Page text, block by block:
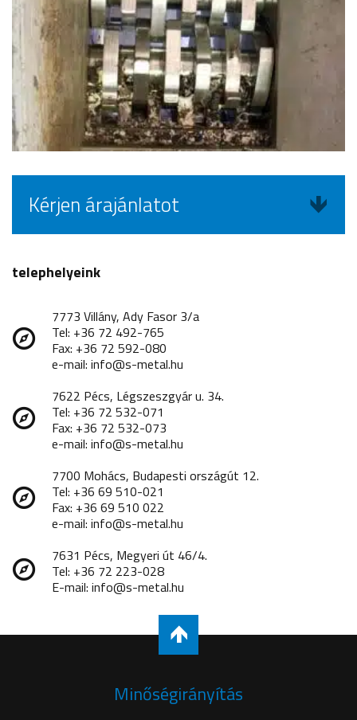
Kérjen árajánlatot
telephelyeink
7773 Villány, Ady Fasor 3/a
Tel: +36 72 492-765
Fax: +36 72 592-080
e-mail: info@s-metal.hu
7622 Pécs, Légszeszgyár u. 34.
Tel: +36 72 532-071
Fax: +36 72 532-073
e-mail: info@s-metal.hu
7700 Mohács, Budapesti országút 12.
Tel: +36 69 510-021
Fax: +36 69 510 022
e-mail: info@s-metal.hu
7631 Pécs, Megyeri út 46/4.
Tel: +36 72 223-028
E-mail: info@s-metal.hu
Minőségirányítás